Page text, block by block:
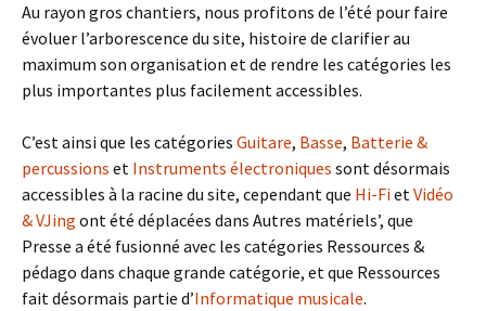
Au rayon gros chantiers, nous profitons de l’été pour faire
évoluer l’arborescence du site, histoire de clarifier au
maximum son organisation et de rendre les catégories les
plus importantes plus facilement accessibles.
C’est ainsi que les catégories Guitare, Basse, Batterie &
percussions et Instruments électroniques sont désormais
accessibles à la racine du site, cependant que Hi-FietVidéo
& VJing ont été déplacées dans Autres matériels’, que
Presse a été fusionné avec les catégories Ressources &
pédago dans chaque grande catégorie, et que Ressources
fait désormais partie d’Informatique musicale.